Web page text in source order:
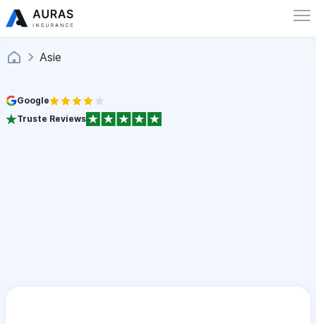
Asie
Google
Truste Reviews